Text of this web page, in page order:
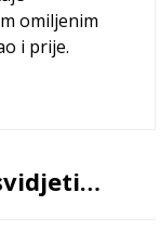
omiljenim
i prije.